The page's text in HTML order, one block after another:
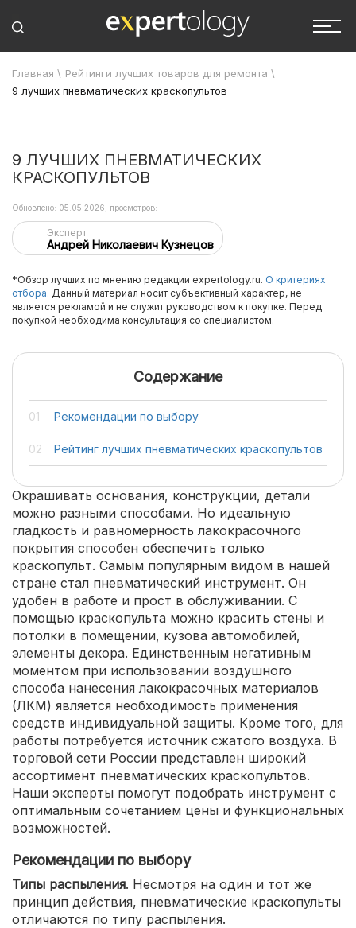
Главная \ Рейтинги лучших товаров для ремонта \
9 лучших пневматических краскопультов
9 ЛУЧШИХ ПНЕВМАТИЧЕСКИХ
КРАСКОПУЛЬТОВ
Эксперт
Андрей Николаевич Кузнецов
Обновлено: 05.05.2026, просмотров:
*Обзор лучших по мнению редакции expertology.ru. О критериях
отбора. Данный материал носит субъективный характер, не
является рекламой и не служит руководством к покупке. Перед
покупкой необходима консультация со специалистом.
Содержание
Рекомендации по выбору
Рейтинг лучших пневматических краскопультов
Окрашивать основания, конструкции, детали
можно разными способами. Но идеальную
гладкость и равномерность лакокрасочного
покрытия способен обеспечить только
краскопульт. Самым популярным видом в нашей
стране стал пневматический инструмент. Он
удобен в работе и прост в обслуживании. С
помощью краскопульта можно красить стены и
потолки в помещении, кузова автомобилей,
элементы декора. Единственным негативным
моментом при использовании воздушного
способа нанесения лакокрасочных материалов
(ЛКМ) является необходимость применения
средств индивидуальной защиты. Кроме того, для
работы потребуется источник сжатого воздуха. В
торговой сети России представлен широкий
ассортимент пневматических краскопультов.
Наши эксперты помогут подобрать инструмент с
оптимальным сочетанием цены и функциональных
возможностей.
Рекомендации по выбору
Типы распыления. Несмотря на один и тот же
принцип действия, пневматические краскопульты
отличаются по типу распыления.